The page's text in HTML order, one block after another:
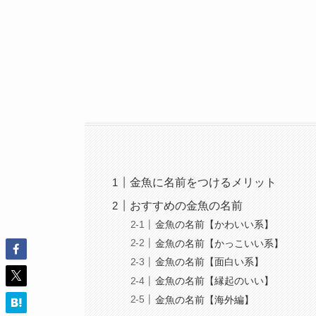
金魚に名前をつけるメリット
おすすめの金魚の名前
金魚の名前【かわいい系】
金魚の名前【かっこいい系】
金魚の名前【面白い系】
金魚の名前【縁起のいい】
金魚の名前【海外編】